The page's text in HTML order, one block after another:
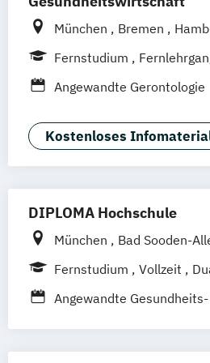
München Bremen
Köln
Göttingen Leipzig
Fernstudium
Berufsbegleitender
Angewandte Gerontologie
Berufspädagogik
Betriebliche*r
Ernährungswissenschaften
Gesundheitstechnologie-
Gesundheitsökonomie
Health Economics &
Kostenloses
DIPLOMA Hochschule
München Bad Sooden-
Baden-Baden
Berlin
Heilbronn Kassel Leipzig
Bochum Kaiserslautern
Regenstauf Dresden
Fernstudium Vollzeit
Berufsbegleitendes
Angewandte